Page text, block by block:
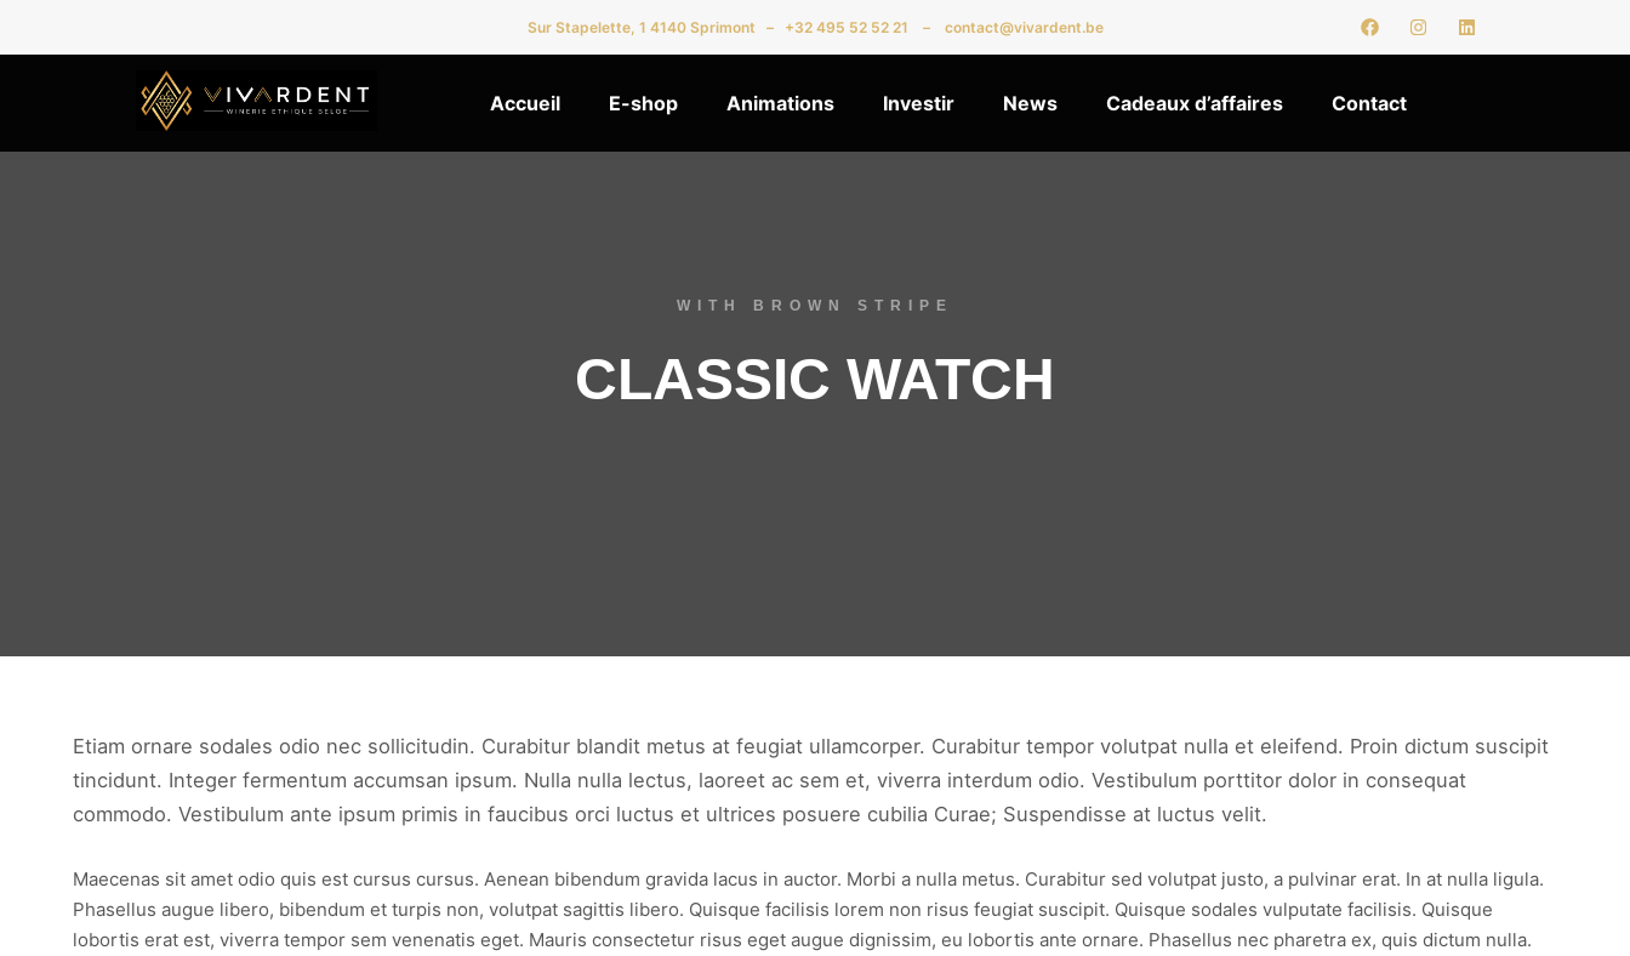
Sur Stapelette, 1 4140 Sprimont – +32 495 52 52 21 – contact@vivardent.be
Accueil E-shop Animations Investir News Cadeaux d’affaires Contact
WITH BROWN STRIPE
CLASSIC WATCH
Etiam ornare sodales odio nec sollicitudin. Curabitur blandit metus at feugiat ullamcorper. Curabitur tempor volutpat nulla et eleifend. Proin dictum suscipit
tincidunt. Integer fermentum accumsan ipsum. Nulla nulla lectus, laoreet ac sem et, viverra interdum odio. Vestibulum porttitor dolor in consequat
commodo. Vestibulum ante ipsum primis in faucibus orci luctus et ultrices posuere cubilia Curae; Suspendisse at luctus velit.
Maecenas sit amet odio quis est cursus cursus. Aenean bibendum gravida lacus in auctor. Morbi a nulla metus. Curabitur sed volutpat justo, a pulvinar erat. In at nulla ligula.
Phasellus augue libero, bibendum et turpis non, volutpat sagittis libero. Quisque facilisis lorem non risus feugiat suscipit. Quisque sodales vulputate facilisis. Quisque
lobortis erat est, viverra tempor sem venenatis eget. Mauris consectetur risus eget augue dignissim, eu lobortis ante ornare. Phasellus nec pharetra ex, quis dictum nulla.